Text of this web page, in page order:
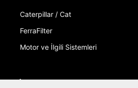
Caterpillar / Cat
FerraFilter
Motor ve İlgili Sistemleri